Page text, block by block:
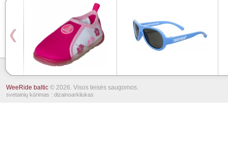
WeeRide baltic © 2026. Visos teisės saugomos.
svetainių kūrimas : dizainoarkliukas